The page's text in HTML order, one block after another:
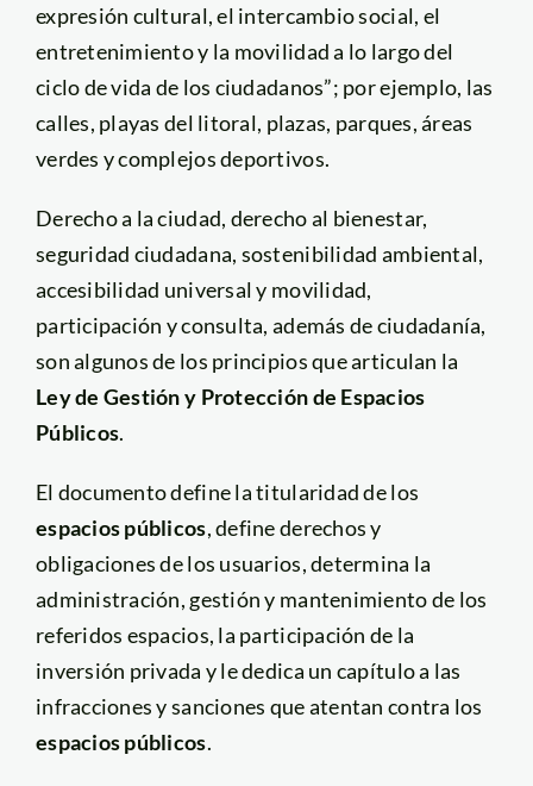
expresión cultural, el intercambio social, el
entretenimiento y la movilidad a lo largo del
ciclo de vida de los ciudadanos”; por ejemplo, las
calles, playas del litoral, plazas, parques, áreas
verdes y complejos deportivos.
Derecho a la ciudad, derecho al bienestar,
seguridad ciudadana, sostenibilidad ambiental,
accesibilidad universal y movilidad,
participación y consulta, además de ciudadanía,
son algunos de los principios que articulan la
Ley de Gestión y Protección de Espacios
Públicos.
El documento define la titularidad de los
espacios públicos, define derechos y
obligaciones de los usuarios, determina la
administración, gestión y mantenimiento de los
referidos espacios, la participación de la
inversión privada y le dedica un capítulo a las
infracciones y sanciones que atentan contra los
espacios públicos.